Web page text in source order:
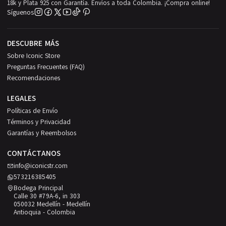
18k y Plata 925 con Garantía. Envíos a toda Colombia. ¡Compra online!
Síguenos
DESCUBRE MÁS
Sobre Iconic Store
Preguntas Frecuentes (FAQ)
Recomendaciones
LEGALES
Políticas de Envío
Términos y Privacidad
Garantías y Reembolsos
CONTÁCTANOS
info@iconicstr.com
573216385405
Bodega Principal
Calle 30 #79A-6, in 303
050032 Medellín - Medellín
Antioquia - Colombia